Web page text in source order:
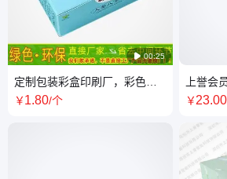
 00:25
定制包装彩盒印刷厂，彩色包
装盒生产，制作包装设计厂家
￥1.80/个
上誉会
卡读卡
￥23.00